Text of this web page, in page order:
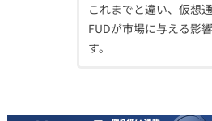
これまでと違い、仮想
FUDが市場に与える影
す。